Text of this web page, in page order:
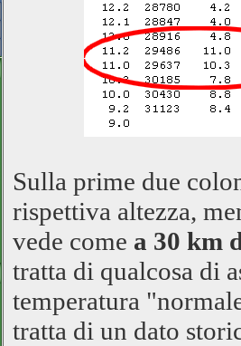
Sulla prime due
rispettiva altezza,
vede come a 30 km
tratta di qualcosa di
temperatura
tratta di un dato